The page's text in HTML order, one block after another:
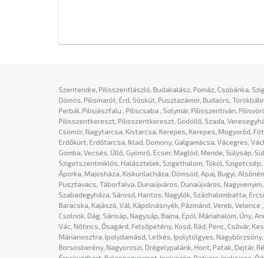
Szentendre, Pilisszentlászló, Budakalász, Pomáz, Csobánka,
Dömös, Pilismarót, Érd, Sóskút, Pusztazámor, Budaörs,
Perbál, Pilisjászfalu , Piliscsaba , Solymár, Pilisszentiván,
Pilisszentkereszt, Pilisszentkereszt, Gödöllő, Szada,
Csömör, Nagytarcsa, Kistarcsa, Kerepes, Kerepes, Mogyoród,
Erdőkürt, Erdőtarcsa, Iklad, Domony, Galgamácsa, Vácegres,
Gomba, Vecsés, Üllő, Gyömrő, Ecser, Maglód, Mende, Sülysáp,
Szigetszentmiklós, Halásztelek, Szigethalom, Tököl,
Áporka, Majosháza, Kiskunlacháza, Dömsöd, Apaj, Bugyi,
Pusztavacs, Táborfalva, Dunaújváros, Dunaújváros,
Szabadegyháza, Sárosd, Hantos, Nagylók, Százhalombatta,
Baracska, Kajászó, Vál, Kápolnásnyék, Pázmánd, Vereb,
Csolnok, Dág, Sárisáp, Nagysáp, Bajna, Epöl, Máriahalom, Úny,
Vác, Nőtincs, Ősagárd, Felsőpetény, Kosd, Rád, Penc, Csővár,
Márianosztra, Ipolydamásd, Letkés, Ipolytölgyes,
Borsosberény, Nagyoroszi, Drégelypalánk, Hont, Patak, Dejtár,